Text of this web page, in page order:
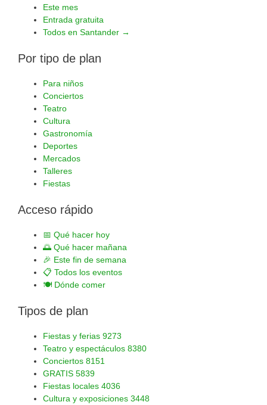
Este mes
Entrada gratuita
Todos en Santander →
Por tipo de plan
Para niños
Conciertos
Teatro
Cultura
Gastronomía
Deportes
Mercados
Talleres
Fiestas
Acceso rápido
📅 Qué hacer hoy
🌅 Qué hacer mañana
🎉 Este fin de semana
📋 Todos los eventos
🍽️ Dónde comer
Tipos de plan
Fiestas y ferias 9273
Teatro y espectáculos 8380
Conciertos 8151
GRATIS 5839
Fiestas locales 4036
Cultura y exposiciones 3448